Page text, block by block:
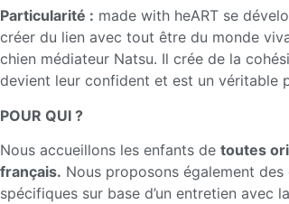
Particularité : made with heART se
créer du lien avec tout être du monde
chien médiateur Natsu. Il crée de la
devient leur confident et est un véritable
POUR QUI ?
Nous accueillons les enfants de toutes
français. Nous proposons également des
spécifiques sur base d’un entretien avec